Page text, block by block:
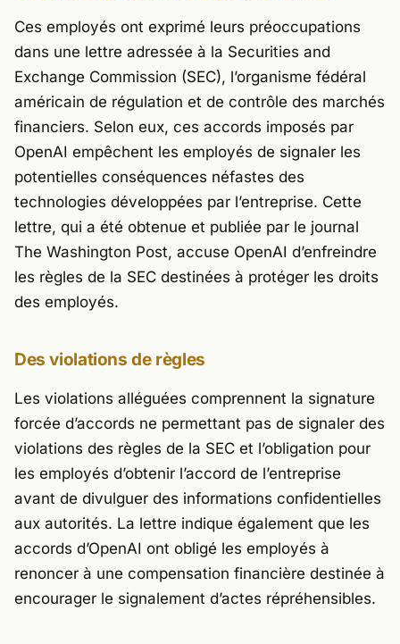
Ces employés ont exprimé leurs préoccupations
dans une lettre adressée à la Securities and
Exchange Commission (SEC), l’organisme fédéral
américain de régulation et de contrôle des marchés
financiers. Selon eux, ces accords imposés par
OpenAI empêchent les employés de signaler les
potentielles conséquences néfastes des
technologies développées par l’entreprise. Cette
lettre, qui a été obtenue et publiée par le journal
The Washington Post, accuse OpenAI d’enfreindre
les règles de la SEC destinées à protéger les droits
des employés.
Des violations de règles
Les violations alléguées comprennent la signature
forcée d’accords ne permettant pas de signaler des
violations des règles de la SEC et l’obligation pour
les employés d’obtenir l’accord de l’entreprise
avant de divulguer des informations confidentielles
aux autorités. La lettre indique également que les
accords d’OpenAI ont obligé les employés à
renoncer à une compensation financière destinée à
encourager le signalement d’actes répréhensibles.